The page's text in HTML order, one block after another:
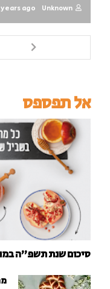
Unknown
years ago
אל תפספס
סיכום שנת תשפ"ה